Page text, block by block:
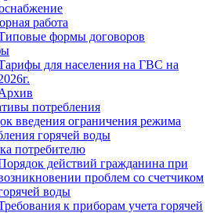
работа
формы договоров
для населения на ГВС на
потребления
введения ограничения режима
горячей воды
потребителю
действий гражданина при
проблем со счетчиком
воды
к приборам учета горячей